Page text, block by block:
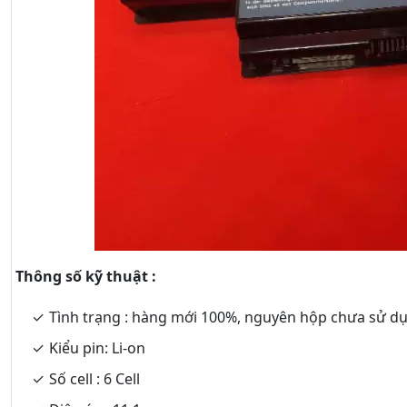
Thông số kỹ thuật :
Tình trạng : hàng mới 100%, nguyên hộp chưa sử
Kiểu pin: Li-on
Số cell : 6 Cell